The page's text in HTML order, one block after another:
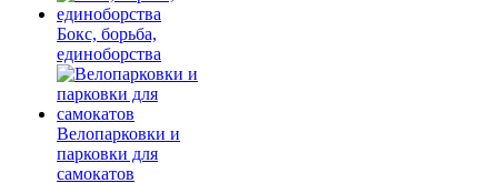
Бокс, борьба,
единоборства
Велопарковки и
парковки для
самокатов